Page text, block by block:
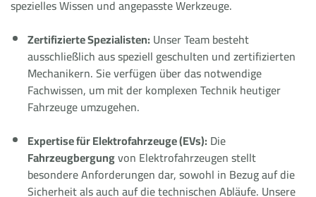
spezielles Wissen und angepasste Werkzeuge.
Zertifizierte Spezialisten: Unser Team besteht
ausschließlich aus speziell geschulten und zertifizierten
Mechanikern. Sie verfügen über das notwendige
Fachwissen, um mit der komplexen Technik heutiger
Fahrzeuge umzugehen.
Expertise für Elektrofahrzeuge (EVs): Die
Fahrzeugbergungvon Elektrofahrzeugen stellt
besondere Anforderungen dar, sowohl in Bezug auf die
Sicherheit als auch auf die technischen Abläufe. Unsere